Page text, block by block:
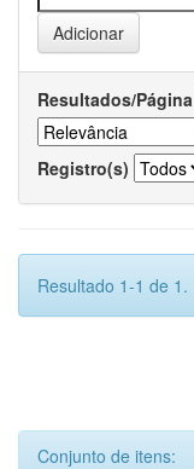
Resultados/Página
Registro(s)
Resultado 1-1 de 1.
Conjunto de itens: